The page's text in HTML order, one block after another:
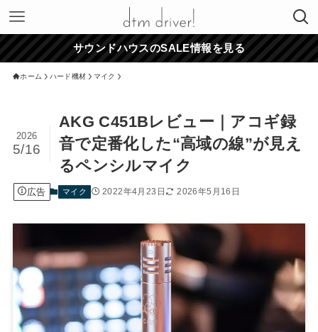
サウンドハウスのSALE情報を見る
ホーム ハード機材 マイク
AKG C451Bレビュー｜アコギ録
音で定番化した“高域の線”が見え
るペンシルマイク
2026
5/16
広告 マイク 2022年4月23日 2026年5月16日